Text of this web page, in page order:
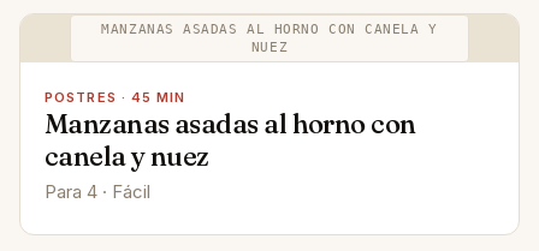
MANZANAS ASADAS AL HORNO CON CANELA Y
NUEZ
POSTRES · 45 MIN
Manzanas asadas al horno con
canela y nuez
Para 4 · Fácil